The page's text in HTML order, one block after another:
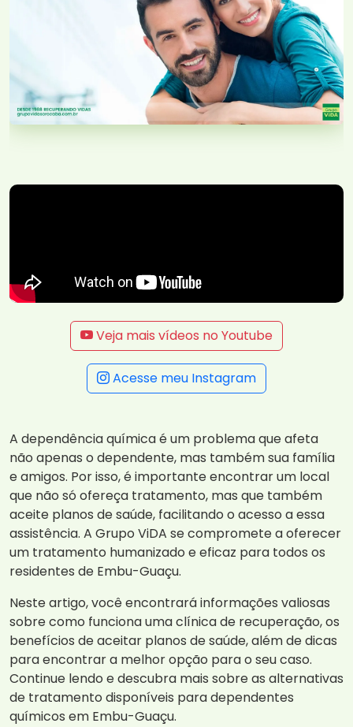
Veja mais vídeos no Youtube
Acesse meu Instagram
A dependência química é um problema que afeta
não apenas o dependente, mas também sua família
e amigos. Por isso, é importante encontrar um local
que não só ofereça tratamento, mas que também
aceite planos de saúde, facilitando o acesso a essa
assistência. A Grupo ViDA se compromete a oferecer
um tratamento humanizado e eficaz para todos os
residentes de Embu-Guaçu.
Neste artigo, você encontrará informações valiosas
sobre como funciona uma clínica de recuperação, os
benefícios de aceitar planos de saúde, além de dicas
para encontrar a melhor opção para o seu caso.
Continue lendo e descubra mais sobre as alternativas
de tratamento disponíveis para dependentes
químicos em Embu-Guaçu.